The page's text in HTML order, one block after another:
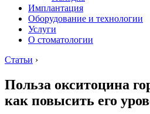
Имплантация
Оборудование и технологии
Услуги
О стоматологии
Статьи ›
Польза окситоцина
как повысить его